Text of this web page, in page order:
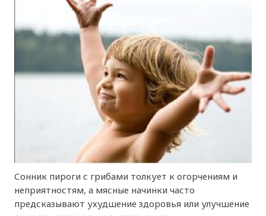
Сонник пироги с грибами толкует к огорчениям и
неприятностям, а мясные начинки часто
предсказывают ухудшение здоровья или улучшение